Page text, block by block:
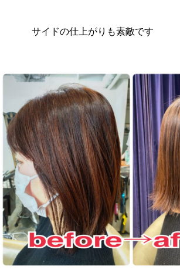
サイドの仕上がりも素敵です